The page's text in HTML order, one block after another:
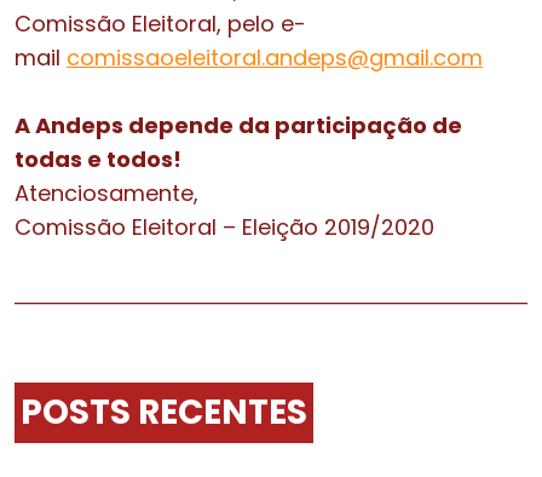
Comissão Eleitoral, pelo e-
mail comissaoeleitoral.andeps@gmail.com
A Andeps depende da participação de
todas e todos!
Atenciosamente,
Comissão Eleitoral – Eleição 2019/2020
POSTS RECENTES